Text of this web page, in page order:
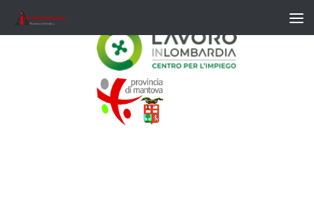
Salta al contenuto